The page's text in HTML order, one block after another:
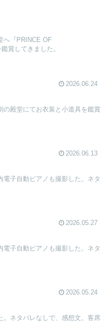
へ『PRINCE OF
賞してきました。
2026.06.24
殿堂にてお衣装と小道具を鑑賞
2026.06.13
子自動ピアノも撮影した。ネタ
2026.05.27
子自動ピアノも撮影した。ネタ
2026.05.24
ネタバレなしで、感想文。客席